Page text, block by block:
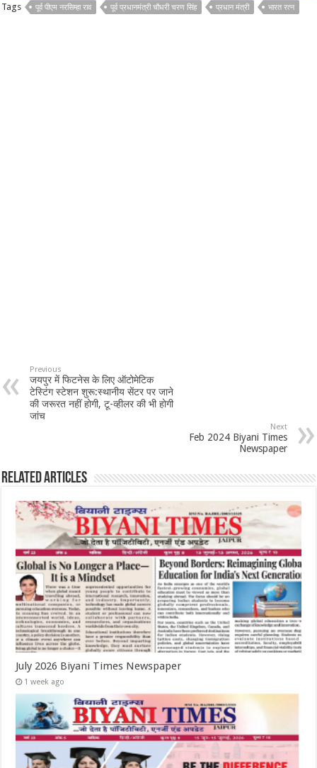
Tags पूर्व पीएम नरसिम्हा राव पूर्व प्रधानमंत्री चौधरी चरण सिंह प्रधान मंत्री भारत रत्न
Previous
जयपुर में फिटनेस के लिए ऑटोमेटिक
टेस्टिंग स्टेशन शुरू:स्थानीय सेंटर पर जाने
की जरूरत नहीं होगी, टू-व्हीलर की भी होगी
जांच
Next
Feb 2024 Biyani Times
Newspaper
Related Articles
July 2026 Biyani Times Newspaper
1 week ago